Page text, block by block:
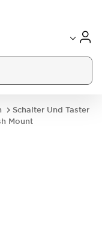
Schalter Und Taster
Mount